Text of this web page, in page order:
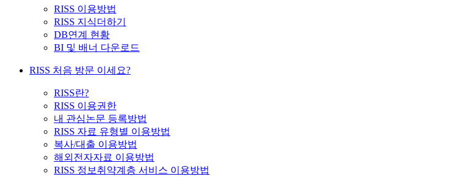
RISS 이용방법
RISS 지식더하기
DB연계 현황
BI 및 배너 다운로드
RISS 처음 방문 이세요?
RISS란?
RISS 이용권한
내 관심논문 등록방법
RISS 자료 유형별 이용방법
복사/대출 이용방법
해외전자자료 이용방법
RISS 정보취약계층 서비스 이용방법